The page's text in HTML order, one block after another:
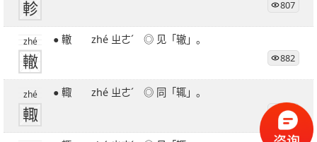
軫 807
zhé
轍
● 轍 zhé ㄓㄜˊ ◎ 见「辙」。
882
zhé
輙
● 輙 zhé ㄓㄜˊ ◎ 同「辄」。
753